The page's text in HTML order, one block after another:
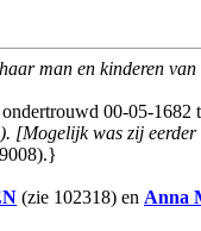
man en kinderen
00-05-1682
[Mogelijk was zij
(zie 102318) en Anna